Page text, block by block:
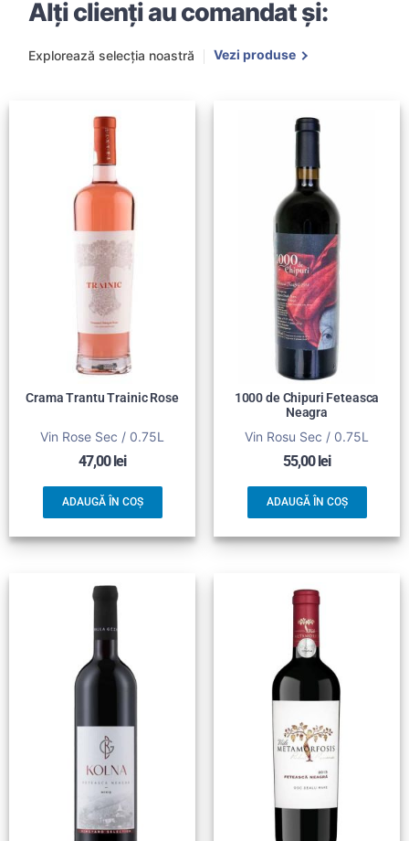
Alți clienți au comandat și:
Explorează selecția noastră Vezi produse
Crama Trantu Trainic Rose
Vin Rose Sec / 0.75L
47,00 lei
ADAUGĂ ÎN COȘ
1000 de Chipuri Feteasca
Neagra
Vin Rosu Sec / 0.75L
55,00 lei
ADAUGĂ ÎN COȘ